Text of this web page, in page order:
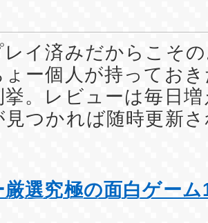
イ済みだからこそ
ょー個人が持ってお
挙。レビューは毎日
見つかれば随時更新
選究極の面白ゲー